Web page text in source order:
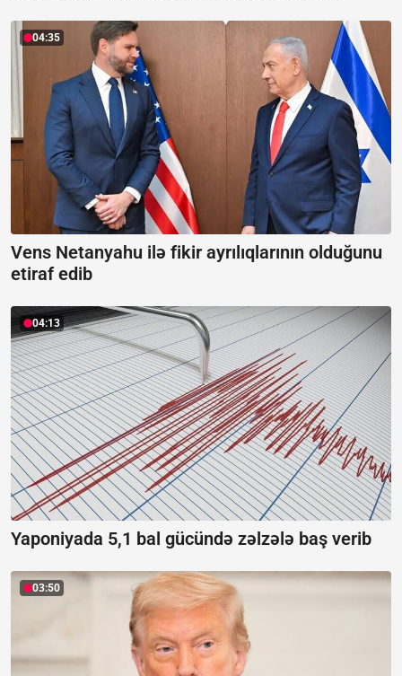
04:35
Vens Netanyahu ilə fikir ayrılıqlarının olduğunu
etiraf edib
04:13
Yaponiyada 5,1 bal gücündə zəlzələ baş verib
03:50